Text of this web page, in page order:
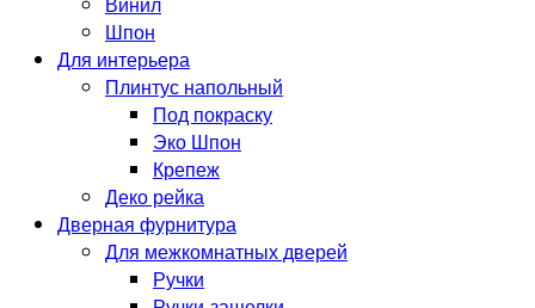
Шпон
Для интерьера
Плинтус напольный
Под покраску
Эко Шпон
Крепеж
Деко рейка
Дверная фурнитура
Для межкомнатных дверей
Ручки